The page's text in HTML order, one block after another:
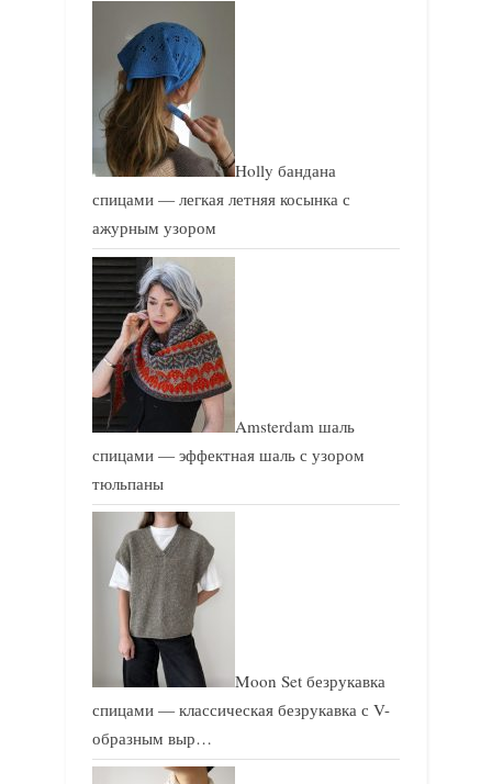
Holly бандана
спицами — легкая летняя косынка с
ажурным узором
Amsterdam шаль
спицами — эффектная шаль с узором
тюльпаны
Moon Set безрукавка
спицами — классическая безрукавка с V-
образным выр…